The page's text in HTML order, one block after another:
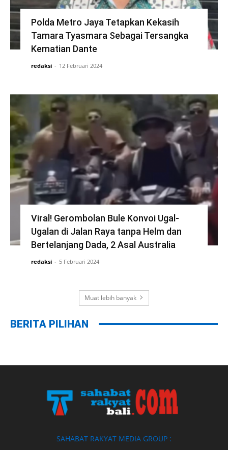
Polda Metro Jaya Tetapkan Kekasih
Tamara Tyasmara Sebagai Tersangka
Kematian Dante
redaksi - 12 Februari 2024
Viral! Gerombolan Bule Konvoi Ugal-
Ugalan di Jalan Raya tanpa Helm dan
Bertelanjang Dada, 2 Asal Australia
redaksi - 5 Februari 2024
Muat lebih banyak
BERITA PILIHAN
SAHABAT RAKYAT MEDIA GROUP :